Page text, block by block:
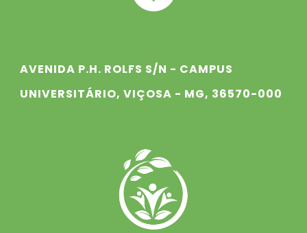
AVENIDA P.H. ROLFS S/N - CAMPUS
UNIVERSITÁRIO, VIÇOSA - MG, 36570-000